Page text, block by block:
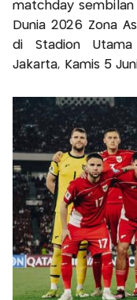
matchday sembilan
Dunia 2026 Zona
di Stadion Utama
Jakarta, Kamis 5